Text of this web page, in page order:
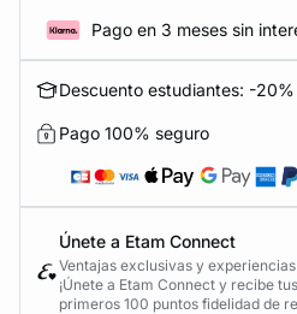
Pago en 3 meses sin
Descuento estudiantes: -
Pago 100% seguro
Únete a Etam Connect
Ventajas exclusivas y
¡Únete a Etam Connect y recibe tus
primeros 100 puntos fidelidad de